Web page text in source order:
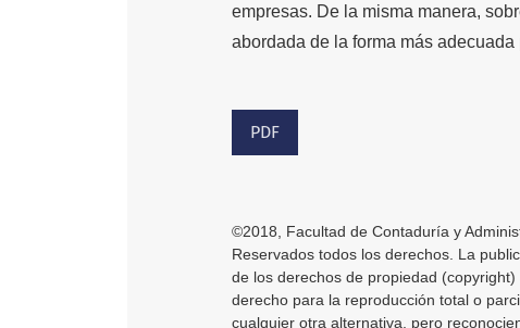
empresas. De la misma manera,
abordada de la forma más
PDF
©2018, Facultad de Contaduría y
Reservados todos los derechos. La
de los derechos de propiedad
derecho para la reproducción total o
cualquier otra alternativa, pero